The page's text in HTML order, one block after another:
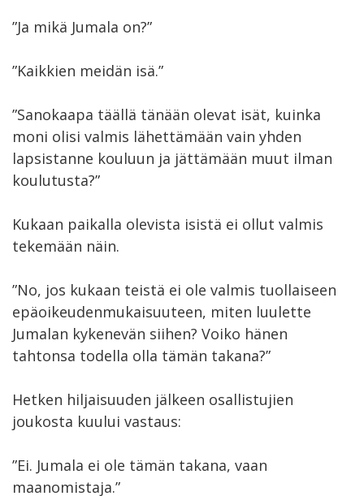
”Ja mikä Jumala on?”
”Kaikkien meidän isä.”
”Sanokaapa täällä tänään olevat isät, kuinka
moni olisi valmis lähettämään vain yhden
lapsistanne kouluun ja jättämään muut ilman
koulutusta?”
Kukaan paikalla olevista isistä ei ollut valmis
tekemään näin.
”No, jos kukaan teistä ei ole valmis tuollaiseen
epäoikeudenmukaisuuteen, miten luulette
Jumalan kykenevän siihen? Voiko hänen
tahtonsa todella olla tämän takana?”
Hetken hiljaisuuden jälkeen osallistujien
joukosta kuului vastaus:
”Ei. Jumala ei ole tämän takana, vaan
maanomistaja.”